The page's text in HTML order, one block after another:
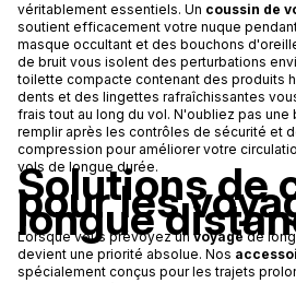
véritablement essentiels. Un coussin de
soutient efficacement votre nuque
masque occultant et des bouchons
de bruit vous isolent des perturbations
toilette compacte contenant des produits
dents et des lingettes rafraîchissantes
frais tout au long du vol. N'oubliez pas
remplir après les contrôles de sécurité et
compression pour améliorer votre
vols de longue durée.
Solutions de
pour les
longue
Lorsque vous prévoyez un voyagede
devient une priorité absolue. Nos
spécialement conçus pour les trajets